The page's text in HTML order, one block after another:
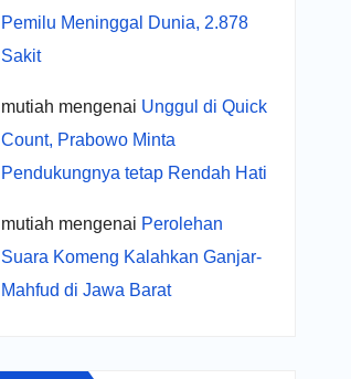
Pemilu Meninggal Dunia, 2.878
Sakit
mutiah mengenai Unggul di Quick
Count, Prabowo Minta
Pendukungnya tetap Rendah Hati
mutiah mengenai Perolehan
Suara Komeng Kalahkan Ganjar-
Mahfud di Jawa Barat